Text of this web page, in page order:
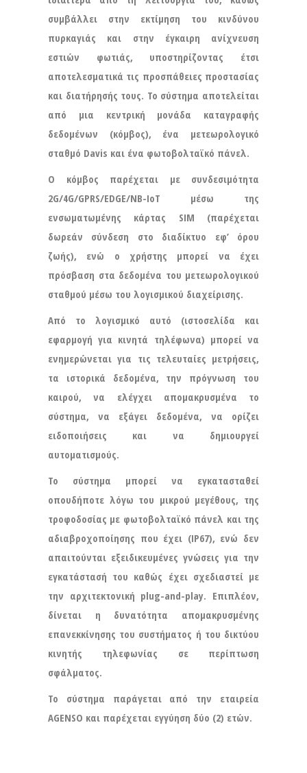
συμβάλλει στην εκτίμηση του κινδύνου
πυρκαγιάς και στην έγκαιρη ανίχνευση
εστιών φωτιάς, υποστηρίζοντας έτσι
αποτελεσματικά τις προσπάθειες προστασίας
και διατήρησής τους. Το σύστημα αποτελείται
από μια κεντρική μονάδα καταγραφής
δεδομένων (κόμβος), ένα μετεωρολογικό
σταθμό Davis και ένα φωτοβολταϊκό πάνελ.
Ο κόμβος παρέχεται με συνδεσιμότητα
2G/4G/GPRS/EDGE/NB-IoT μέσω της
ενσωματωμένης κάρτας SIM (παρέχεται
δωρεάν σύνδεση στο διαδίκτυο εφ’ όρου
ζωής), ενώ ο χρήστης μπορεί να έχει
πρόσβαση στα δεδομένα του μετεωρολογικού
σταθμού μέσω του λογισμικού διαχείρισης.
Από το λογισμικό αυτό (ιστοσελίδα και
εφαρμογή για κινητά τηλέφωνα) μπορεί να
ενημερώνεται για τις τελευταίες μετρήσεις,
τα ιστορικά δεδομένα, την πρόγνωση του
καιρού, να ελέγχει απομακρυσμένα το
σύστημα, να εξάγει δεδομένα, να ορίζει
ειδοποιήσεις και να δημιουργεί
αυτοματισμούς.
Το σύστημα μπορεί να εγκατασταθεί
οπουδήποτε λόγω του μικρού μεγέθους, της
τροφοδοσίας με φωτοβολταϊκό πάνελ και της
αδιαβροχοποίησης που έχει (IP67), ενώ δεν
απαιτούνται εξειδικευμένες γνώσεις για την
εγκατάστασή του καθώς έχει σχεδιαστεί με
την αρχιτεκτονική plug-and-play. Επιπλέον,
δίνεται η δυνατότητα απομακρυσμένης
επανεκκίνησης του συστήματος ή του δικτύου
κινητής τηλεφωνίας σε περίπτωση
σφάλματος.
Το σύστημα παράγεται από την εταιρεία
AGENSO και παρέχεται εγγύηση δύο (2) ετών.